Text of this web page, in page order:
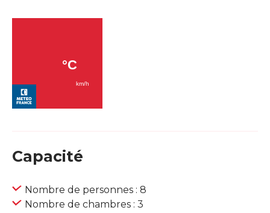
Capacité
Nombre de personnes : 8
Nombre de chambres : 3